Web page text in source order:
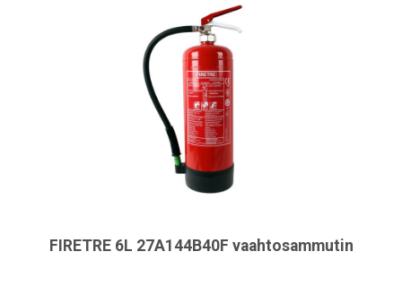
FIRETRE 6L 27A144B40F vaahtosammutin